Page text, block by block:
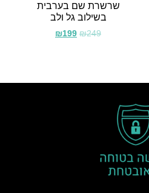
שרשרת שם בערבית
בשילוב גל ולב
₪249
₪199